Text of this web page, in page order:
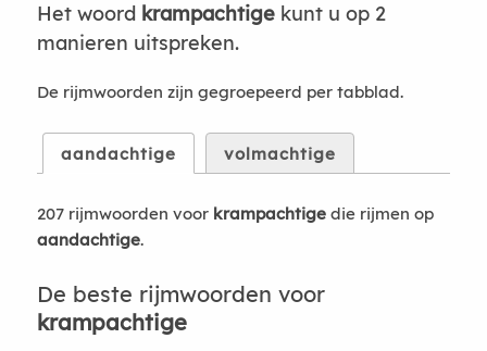
Het woord krampachtigekunt u op 2
manieren uitspreken.
De rijmwoorden zijn gegroepeerd per tabblad.
aandachtige volmachtige
207 rijmwoorden voor krampachtigedie rijmen op
aandachtige.
De beste rijmwoorden voor
krampachtige